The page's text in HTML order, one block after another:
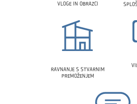
VLOGE IN OBRAZCI
RAVNANJE S STVARNIM
PREMOŽENJEM